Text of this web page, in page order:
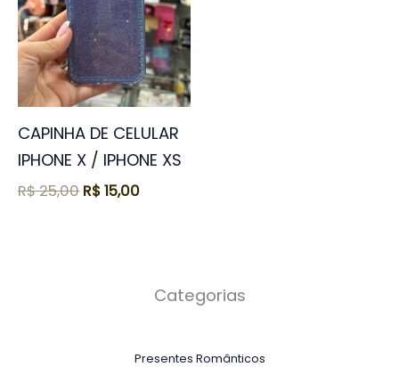
CAPINHA DE CELULAR
IPHONE X / IPHONE XS
R$25,00 R$15,00
Categorias
Presentes Românticos